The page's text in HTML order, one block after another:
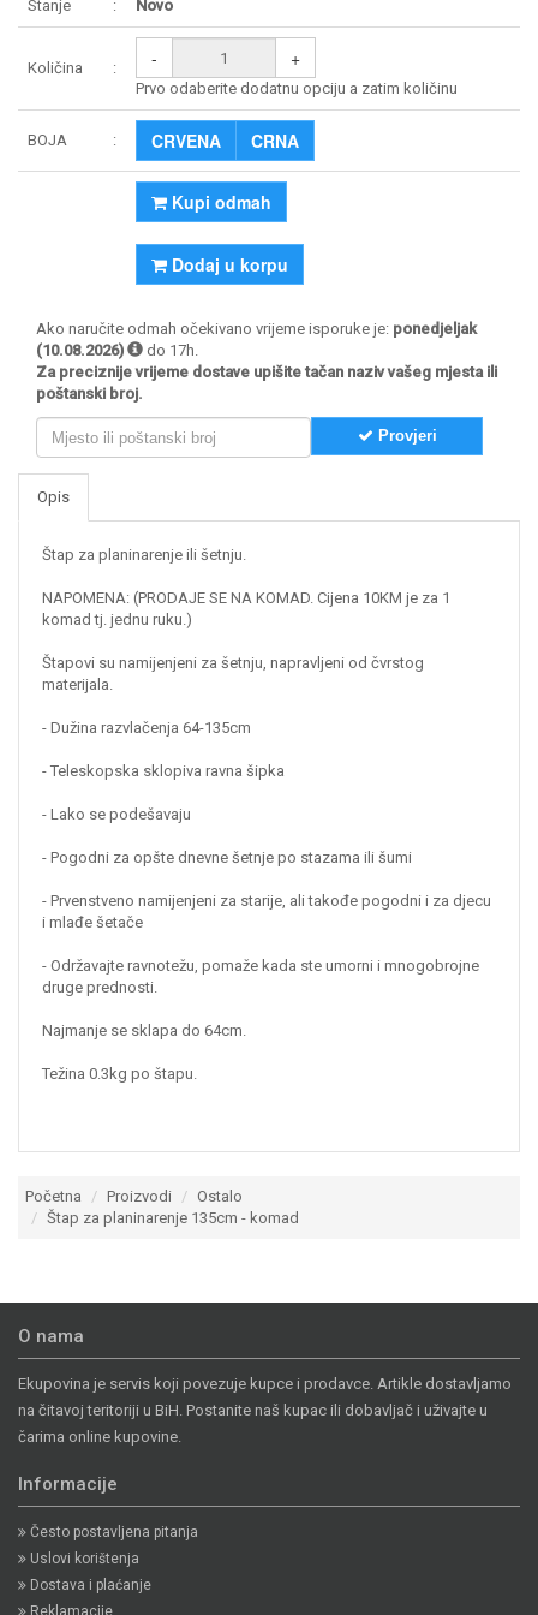
Stanje Novo
Količina - +
Prvo odaberite dodatnu opciju a zatim količinu
BOJA CRVENA CRNA
Kupi odmah
Dodaj u korpu
Ako naručite odmah očekivano vrijeme isporuke je: ponedjeljak
(10.08.2026)
do 17h.
Za preciznije vrijeme dostave upišite tačan naziv vašeg mjesta ili
poštanski broj.
Provjeri
Opis
Štap za planinarenje ili šetnju.
NAPOMENA: (PRODAJE SE NA KOMAD. Cijena 10KM je za 1
komad tj. jednu ruku.)
Štapovi su namijenjeni za šetnju, napravljeni od čvrstog
materijala.
- Dužina razvlačenja 64-135cm
- Teleskopska sklopiva ravna šipka
- Lako se podešavaju
- Pogodni za opšte dnevne šetnje po stazama ili šumi
- Prvenstveno namijenjeni za starije, ali takođe pogodni i za djecu
i mlađe šetače
- Održavajte ravnotežu, pomaže kada ste umorni i mnogobrojne
druge prednosti.
Najmanje se sklapa do 64cm.
Težina 0.3kg po štapu.
Početna Proizvodi
Ostalo
Štap za planinarenje 135cm - komad
O nama
Ekupovina je servis koji povezuje kupce i prodavce. Artikle dostavljamo
na čitavoj teritoriji u BiH. Postanite naš kupac ili dobavljač i uživajte u
čarima online kupovine.
Informacije
Često postavljena pitanja
Uslovi korištenja
Dostava i plaćanje
Reklamacije